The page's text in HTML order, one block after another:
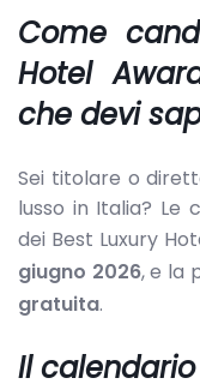
Come
Hotel
che devi
Sei titolare o
lusso in Italia? Le
dei Best Luxury
giugno 2026, e la
gratuita.
Il